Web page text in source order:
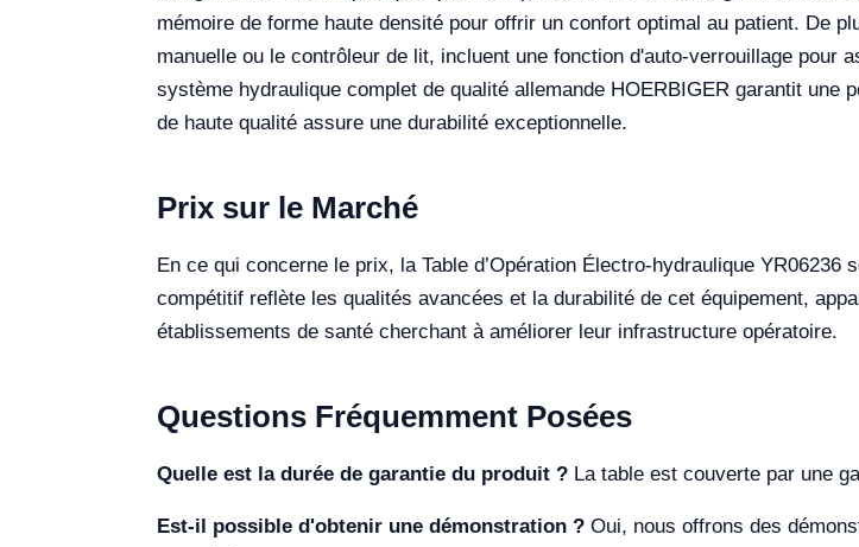
mémoire de forme haute densité pour offrir un confort optimal au patient. De
manuelle ou le contrôleur de lit, incluent une fonction d'auto-verrouillage pour
système hydraulique complet de qualité allemande HOERBIGER garantit
de haute qualité assure une durabilité exceptionnelle.
Prix sur le Marché
En ce qui concerne le prix, la Table d’Opération Électro-hydraulique
compétitif reflète les qualités avancées et la durabilité de cet équipement,
établissements de santé cherchant à améliorer leur infrastructure opératoire.
Questions Fréquemment Posées
Quelle est la durée de garantie du produit ? La table est couverte par une
Est-il possible d'obtenir une démonstration ? Oui, nous offrons des